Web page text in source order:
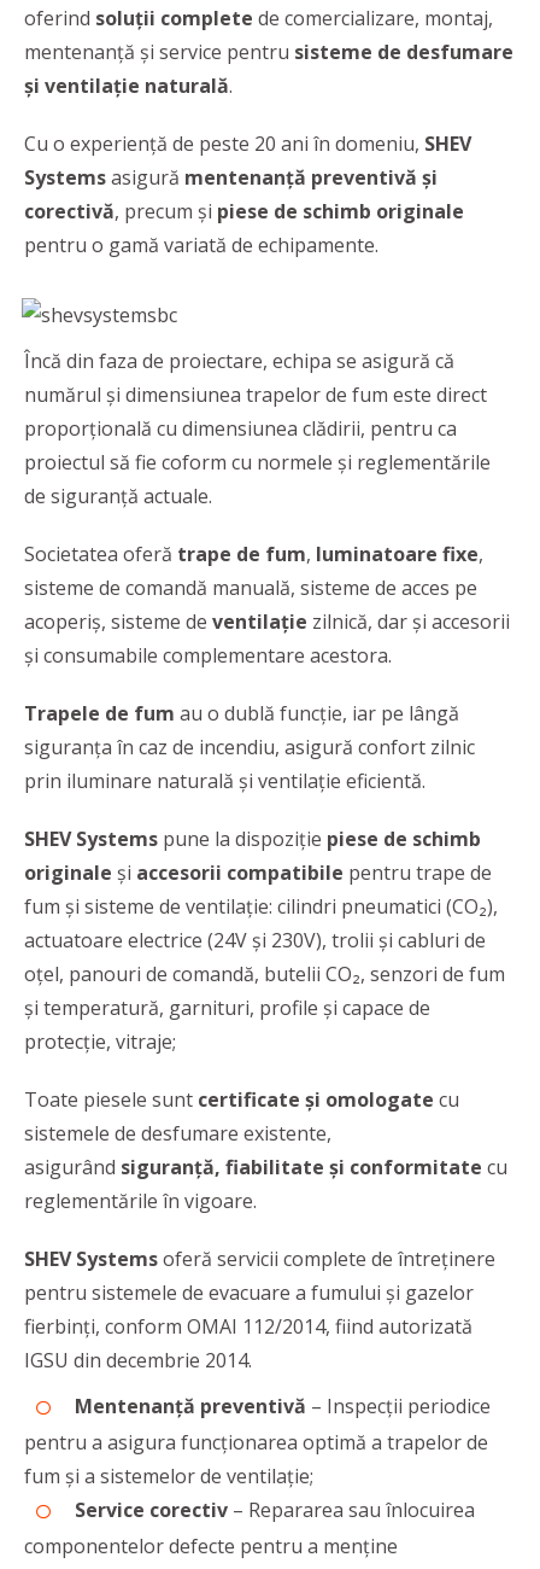
oferind soluții complete de comercializare, montaj,
mentenanță și service pentru sisteme de desfumare
și ventilație naturală.
Cu o experiență de peste 20 ani în domeniu, SHEV
Systemsasigură mentenanță preventivă și
corectivă, precum și piese de schimb originale
pentru o gamă variată de echipamente.
Încă din faza de proiectare, echipa se asigură că
numărul şi dimensiunea trapelor de fum este direct
proporţională cu dimensiunea clădirii, pentru ca
proiectul să fie coform cu normele şi reglementările
de siguranță actuale.
Societatea oferă trape de fum, luminatoare fixe,
sisteme de comandă manuală, sisteme de acces pe
acoperiş, sisteme de ventilaţie zilnică, dar şi accesorii
şi consumabile complementare acestora.
Trapele de fum au o dublă funcţie, iar pe lângă
siguranţa în caz de incendiu, asigură confort zilnic
prin iluminare naturală şi ventilaţie eficientă.
SHEV Systems pune la dispoziție piese de schimb
originale și accesorii compatibile pentru trape de
fum și sisteme de ventilație: cilindri pneumatici (CO₂),
actuatoare electrice (24V și 230V), trolii și cabluri de
oțel, panouri de comandă, butelii CO₂, senzori de fum
și temperatură, garnituri, profile și capace de
protecție, vitraje;
Toate piesele sunt certificate și omologate cu
sistemele de desfumare existente,
asigurând siguranță, fiabilitate și conformitate cu
reglementările în vigoare.
SHEV Systemsoferă servicii complete de întreținere
pentru sistemele de evacuare a fumului și gazelor
fierbinți, conform OMAI 112/2014, fiind autorizată
IGSU din decembrie 2014.
Mentenanță preventivă – Inspecții periodice
pentru a asigura funcționarea optimă a trapelor de
fum și a sistemelor de ventilație;
Service corectiv – Repararea sau înlocuirea
componentelor defecte pentru a menține